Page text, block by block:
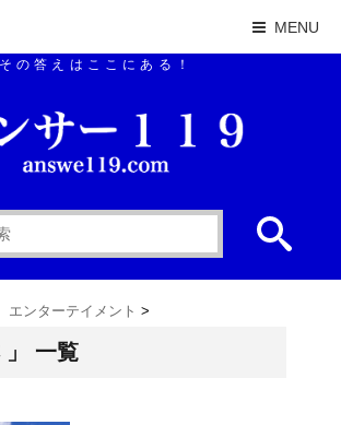
MENU
その答えはここにある！
ンターテイメント >
」 一覧